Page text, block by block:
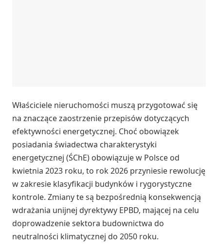
Właściciele nieruchomości muszą przygotować się
na znaczące zaostrzenie przepisów dotyczących
efektywności energetycznej. Choć obowiązek
posiadania świadectwa charakterystyki
energetycznej (ŚChE) obowiązuje w Polsce od
kwietnia 2023 roku, to rok 2026 przyniesie rewolucję
w zakresie klasyfikacji budynków i rygorystyczne
kontrole. Zmiany te są bezpośrednią konsekwencją
wdrażania unijnej dyrektywy EPBD, mającej na celu
doprowadzenie sektora budownictwa do
neutralności klimatycznej do 2050 roku.